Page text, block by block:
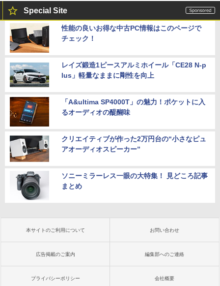
Special Site
性能の良いお得な中古PC情報はこのページで
チェック！
レイズ鍛造1ピースアルミホイール「CE28 N-p
lus」軽量なままに剛性を向上
「A&ultima SP4000T」の魅力！ポケットに入
るオーディオの醍醐味
クリエイティブが作った2万円台の“小さなピュ
アオーディオスピーカー”
ソニーミラーレス一眼の大特集！ 見どころ記事
まとめ
本サイトのご利用について お問い合わせ
広告掲載のご案内 編集部へのご連絡
プライバシーポリシー 会社概要